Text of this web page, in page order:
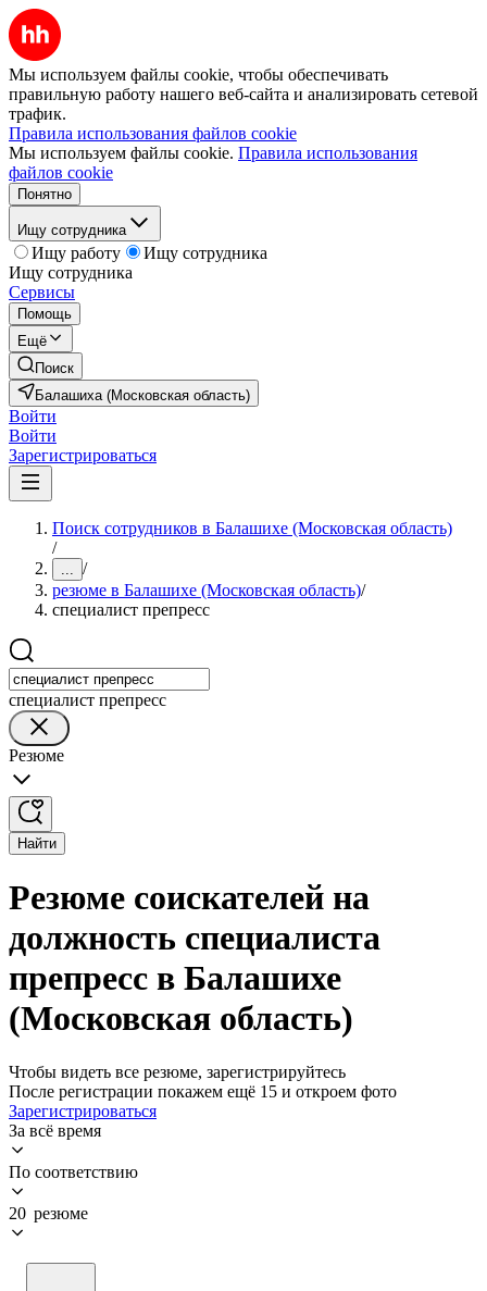
Мы используем файлы cookie, чтобы обеспечивать
правильную работу нашего веб-сайта и анализировать сетевой
трафик.
Правила использования файлов cookie
Мы используем файлы cookie. Правила использования
файлов cookie
Понятно
Ищу сотрудника
Ищу работу
Ищу сотрудника
Ищу сотрудника
Сервисы
Помощь
Ещё
Поиск
Балашиха (Московская область)
Войти
Войти
Зарегистрироваться
Поиск сотрудников в Балашихе (Московская область)
/
... /
резюме в Балашихе (Московская область)/
специалист препресс
специалист препресс
Резюме
Найти
Резюме соискателей на
должность специалиста
препресс в Балашихе
(Московская область)
Чтобы видеть все резюме, зарегистрируйтесь
После регистрации покажем ещё 15 и откроем фото
Зарегистрироваться
За всё время
По соответствию
20 резюме